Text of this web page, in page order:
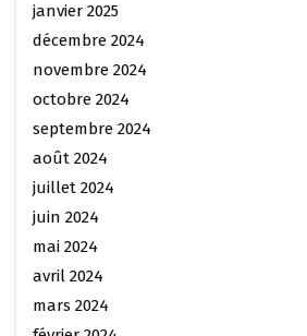
janvier 2025
décembre 2024
novembre 2024
octobre 2024
septembre 2024
août 2024
juillet 2024
juin 2024
mai 2024
avril 2024
mars 2024